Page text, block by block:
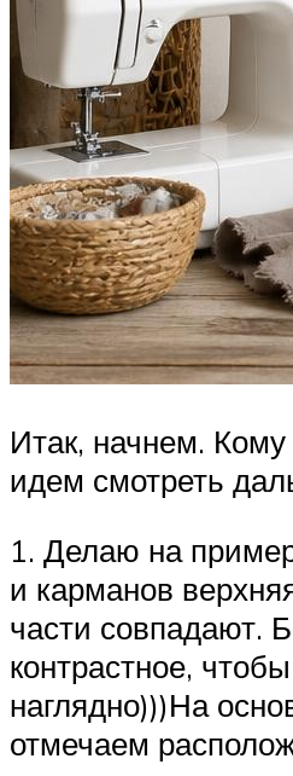
Итак, начнем. Кому
идем смотреть
1. Делаю на
и карманов
части совпадают.
контрастное,
наглядно)))На
отмечаем